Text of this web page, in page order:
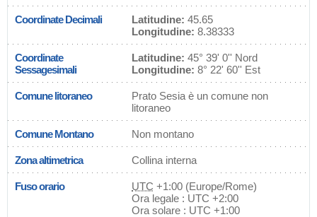
Coordinate Decimali Latitudine: 45.65
Longitudine: 8.38333
Coordinate
Sessagesimali
Latitudine: 45° 39' 0'' Nord
Longitudine: 8° 22' 60'' Est
Comune litoraneo
Prato Sesia è un comune non
litoraneo
Comune Montano Non montano
Zona altimetrica Collina interna
Fuso orario UTC +1:00 (Europe/Rome)
Ora legale : UTC +2:00
Ora solare : UTC +1:00